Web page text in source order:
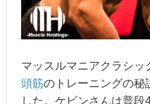
マッスルマニアクラシッ
頭筋のトレーニングの秘
した。ケビンさんは普